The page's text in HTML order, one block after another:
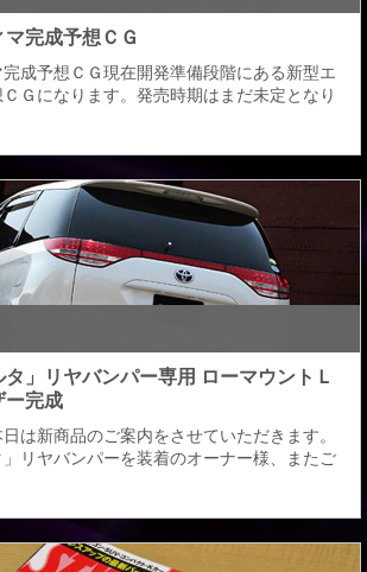
完成予想ＣＧ
成予想ＣＧ現在開発準備段階にある新型エ
Ｇになります。発売時期はまだ未定となり
スティマのエアロパーツを発売出来るよう
めていきますのでデザインも変更につきま
。
」リヤバンパー専用 ローマウントＬ
ー完成
は新商品のご案内をさせていただきます。
リヤバンパーを装着のオーナー様、またご
ナー様へ、ベルタリヤバンパー用オプショ
トＬＥＤディフューザー」が新商品として
でに、ヴェルファイア、アルファードでご
ヤバンパー用オプションパーツとります